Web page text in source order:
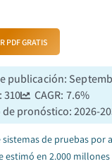
PDF GRATIS
publicación:
:310 CAGR: 7.6%
de pronóstico:2026-
sistemas de pruebas por
estimó en 2.000